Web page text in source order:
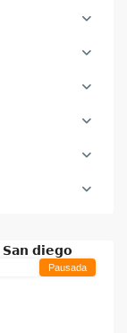
Pausada